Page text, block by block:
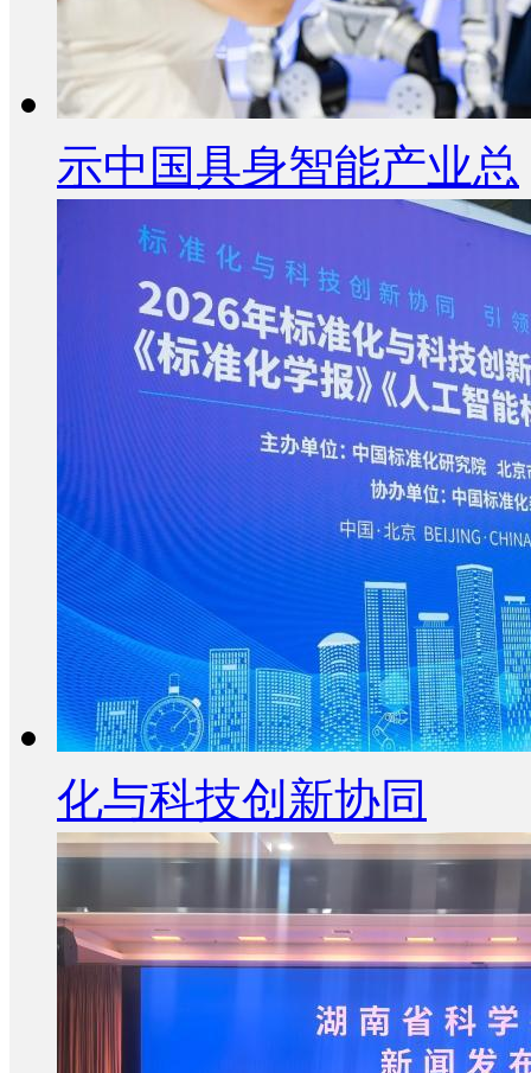
示中国具身智能产业总
化与科技创新协同